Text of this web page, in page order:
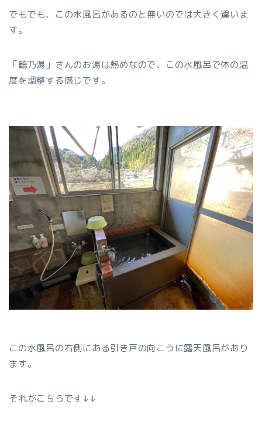
でもでも、この水風呂があるのと無いのでは大きく違いま
す。
「鶴乃湯」さんのお湯は熱めなので、この水風呂で体の温
度を調整する感じです。
この水風呂の右側にある引き戸の向こうに露天風呂があり
ます。
それがこちらです↓↓